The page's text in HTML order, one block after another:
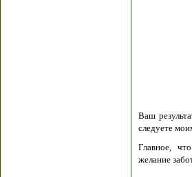
Ваш
следуете
Главное,
желание